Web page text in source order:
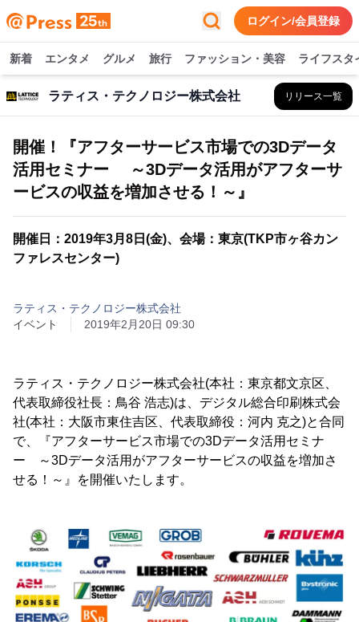
ログイン/会員登録
新着 エンタメ グルメ 旅行 ファッション・美容 ライフスタ
ラティス・テクノロジー株式会社 リリース一覧
開催！『アフターサービス市場での3Dデータ
活用セミナー ～3Dデータ活用がアフターサ
ービスの収益を増加させる！～』
開催日：2019年3月8日(金)、会場：東京(TKP市ヶ谷カン
ファレスセンター)
ラティス・テクノロジー株式会社
イベント
2019年2月20日 09:30
ラティス・テクノロジー株式会社(本社：東京都文京区、
代表取締役社長：鳥谷 浩志)は、デジタル総合印刷株式会
社(本社：大阪市東住吉区、代表取締役：河内 克之)と合同
で、『アフターサービス市場での3Dデータ活用セミナ
ー ～3Dデータ活用がアフターサービスの収益を増加さ
せる！～』を開催いたします。